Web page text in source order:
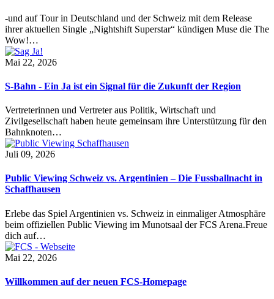
-und auf Tour in Deutschland und der Schweiz mit dem Release
ihrer aktuellen Single „Nightshift Superstar“ kündigen Muse die The
Wow!…
Mai 22, 2026
S-Bahn - Ein Ja ist ein Signal für die Zukunft der Region
Vertreterinnen und Vertreter aus Politik, Wirtschaft und
Zivilgesellschaft haben heute gemeinsam ihre Unterstützung für den
Bahnknoten…
Juli 09, 2026
Public Viewing Schweiz vs. Argentinien – Die Fussballnacht in
Schaffhausen
Erlebe das Spiel Argentinien vs. Schweiz in einmaliger Atmosphäre
beim offiziellen Public Viewing im Munotsaal der FCS Arena.Freue
dich auf…
Mai 22, 2026
Willkommen auf der neuen FCS-Homepage